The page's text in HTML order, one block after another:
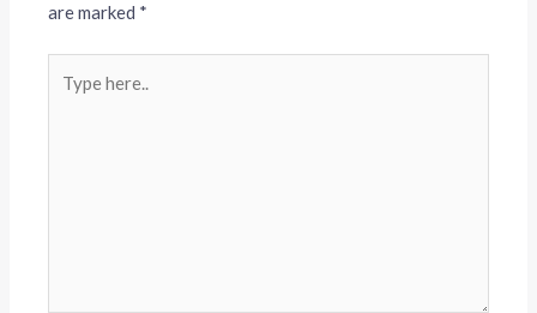
are marked *
here..